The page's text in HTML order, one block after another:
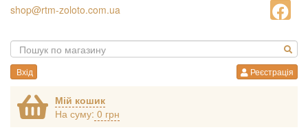
shop@rtm-zoloto.com.ua
Вхід Реєстрація
Мій кошик
На суму: 0 грн